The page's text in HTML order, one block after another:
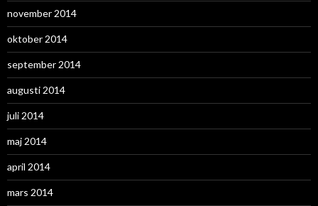
november 2014
oktober 2014
september 2014
augusti 2014
juli 2014
maj 2014
april 2014
mars 2014